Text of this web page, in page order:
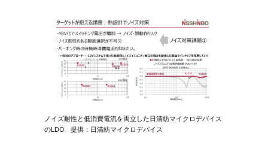
ノイズ耐性と低消費電流を両立した日清紡マイクロデバイス
のLDO 提供：日清紡マイクロデバイス